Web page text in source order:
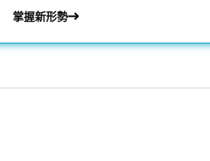
掌握新形勢